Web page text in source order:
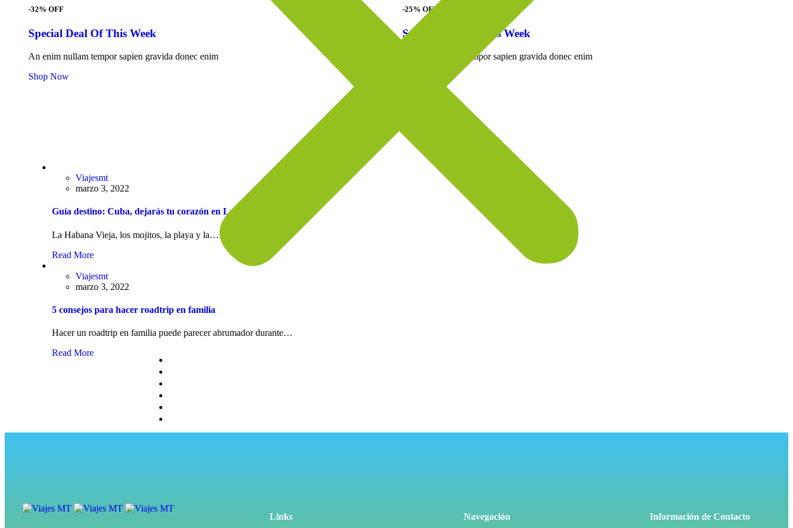
-32% OFF
Special Deal Of This Week
An enim nullam tempor sapien gravida donec enim
Shop Now
-25% OFF
Special Deal Of This Week
An enim nullam tempor sapien gravida donec enim
Viajesmt
marzo 3, 2022
Guía destino: Cuba, dejarás tu corazón en La Habana
La Habana Vieja, los mojitos, la playa y la…
Read More
Viajesmt
marzo 3, 2022
5 consejos para hacer roadtrip en familia
Hacer un roadtrip en familia puede parecer abrumador durante…
Read More
Links Navegación Información de Contacto